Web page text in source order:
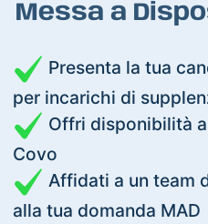
Messa a
Presenta la tua
per incarichi di
Offri disponibilità
Covo
Affidati a un team
alla tua domanda MAD